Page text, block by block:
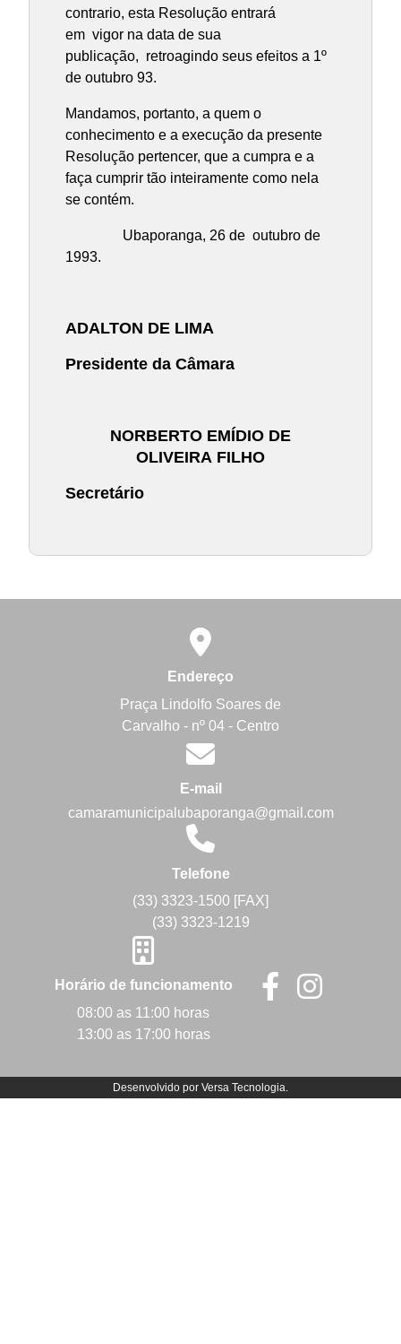
contrario, esta Resolução entrará
em vigor na data de sua
publicação, retroagindo seus efeitos a 1º
de outubro 93.
Mandamos, portanto, a quem o
conhecimento e a execução da presente
Resolução pertencer, que a cumpra e a
faça cumprir tão inteiramente como nela
se contém.
Ubaporanga, 26 de outubro de
1993.
ADALTON DE LIMA
Presidente da Câmara
NORBERTO EMÍDIO DE
OLIVEIRA FILHO
Secretário
Endereço
Praça Lindolfo Soares de
Carvalho - nº 04 - Centro
E-mail
camaramunicipalubaporanga@gmail.com
Telefone
(33) 3323-1500 [FAX]
(33) 3323-1219
Horário de funcionamento
08:00 as 11:00 horas
13:00 as 17:00 horas
Desenvolvido por Versa Tecnologia.